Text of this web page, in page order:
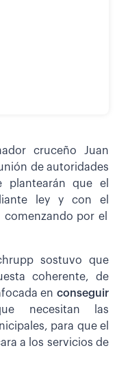
cruceño Juan
de autoridades
plantearán que el
ley y con el
comenzando por el
sostuvo que
coherente, de
en conseguir
necesitan las
para que el
a los servicios de